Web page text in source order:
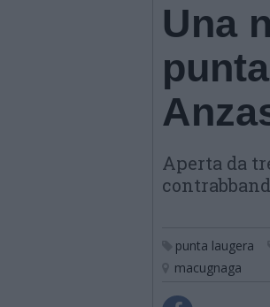
Una
Aperta da
punta laugera
macugnaga